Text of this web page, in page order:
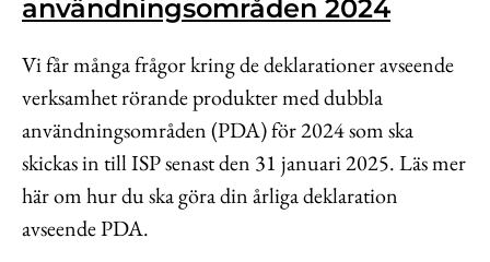
användningsområden 2024
Vi får många frågor kring de deklarationer avseende
verksamhet rörande produkter med dubbla
användningsområden (PDA) för 2024 som ska
skickas in till ISP senast den 31 januari 2025. Läs mer
här om hur du ska göra din årliga deklaration
avseende PDA.